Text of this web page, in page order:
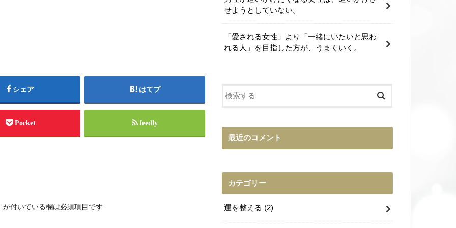
シェア はてブ
Pocket feedly
が付いている欄は必須項目です
せようとしていない。
「愛される女性」より「一緒にいたいと思わ
れる人」を目指した方が、うまくいく。
最近のコメント
カテゴリー
運を整える (2)